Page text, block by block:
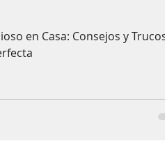
en Casa: Consejos y Trucos